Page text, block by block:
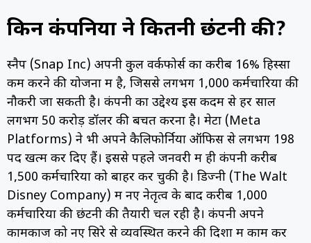
किन कंपनियों ने कितनी छंटनी की?
स्नैप (Snap Inc) अपनी कुल वर्कफोर्स का करीब 16% हिस्सा
कम करने की योजना में है, जिससे लगभग 1,000 कर्मचारियों की
नौकरी जा सकती है। कंपनी का उद्देश्य इस कदम से हर साल
लगभग 50 करोड़ डॉलर की बचत करना है। मेटा (Meta
Platforms) ने भी अपने कैलिफोर्निया ऑफिस से लगभग 198
पद खत्म कर दिए हैं। इससे पहले जनवरी में ही कंपनी करीब
1,500 कर्मचारियों को बाहर कर चुकी है। डिज्नी (The Walt
Disney Company) में नए नेतृत्व के बाद करीब 1,000
कर्मचारियों की छंटनी की तैयारी चल रही है। कंपनी अपने
कामकाज को नए सिरे से व्यवस्थित करने की दिशा में काम कर